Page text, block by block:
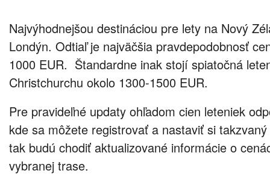
Najvýhodnejšou destináciou pre lety na Nový
Londýn. Odtiaľ je najväčšia pravdepodobnosť
1000 EUR. Štandardne inak stojí spiatočná
Christchurchu okolo 1300-1500 EUR.
Pre pravideľné updaty ohľadom cien leteniek
kde sa môžete registrovať a nastaviť si
tak budú chodiť aktualizované informácie o
vybranej trase.